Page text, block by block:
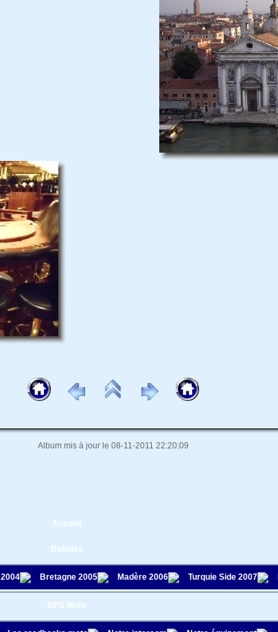
Album mis à jour le 08-11-2011 22:20:09
Accueil
Balades
Bretagne 2005 Madère 2006 Turquie Side 2007
GPS Moto